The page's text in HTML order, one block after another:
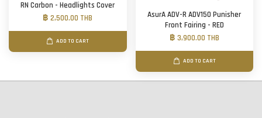
RN Carbon - Headlights Cover
฿ 2,500.00 THB
ADD TO CART
AsurA ADV-R ADV150 Punisher
Front Fairing - RED
฿ 3,900.00 THB
ADD TO CART